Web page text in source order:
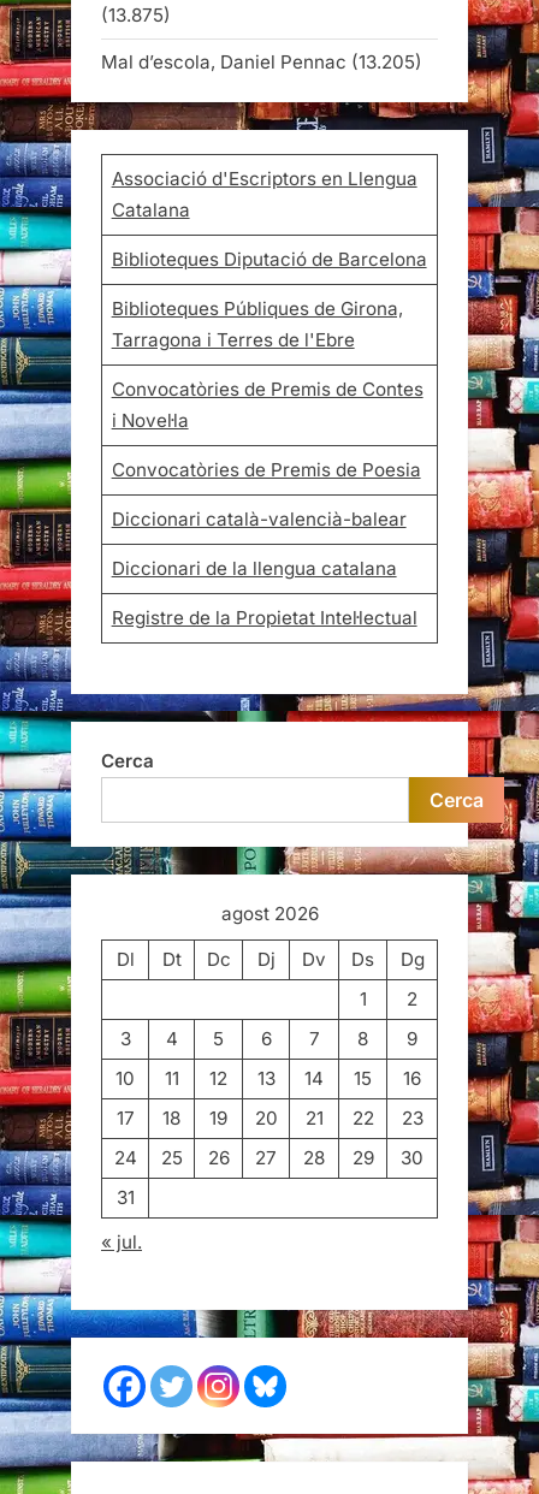
(13.875)
Mal d’escola, Daniel Pennac (13.205)
Associació d'Escriptors en Llengua
Catalana
Biblioteques Diputació de Barcelona
Biblioteques Públiques de Girona,
Tarragona i Terres de l'Ebre
Convocatòries de Premis de Contes
i Novel·la
Convocatòries de Premis de Poesia
Diccionari català-valencià-balear
Diccionari de la llengua catalana
Registre de la Propietat Intel·lectual
Cerca
Cerca
agost 2026
Dl
Dt Dc Dj Dv Ds
Dg
1
2
3
4 5 6 7 8
9
10
11 12 13 14 15
16
17
18 19 20 21 22
23
24
25 26 27 28 29
30
31
« jul.